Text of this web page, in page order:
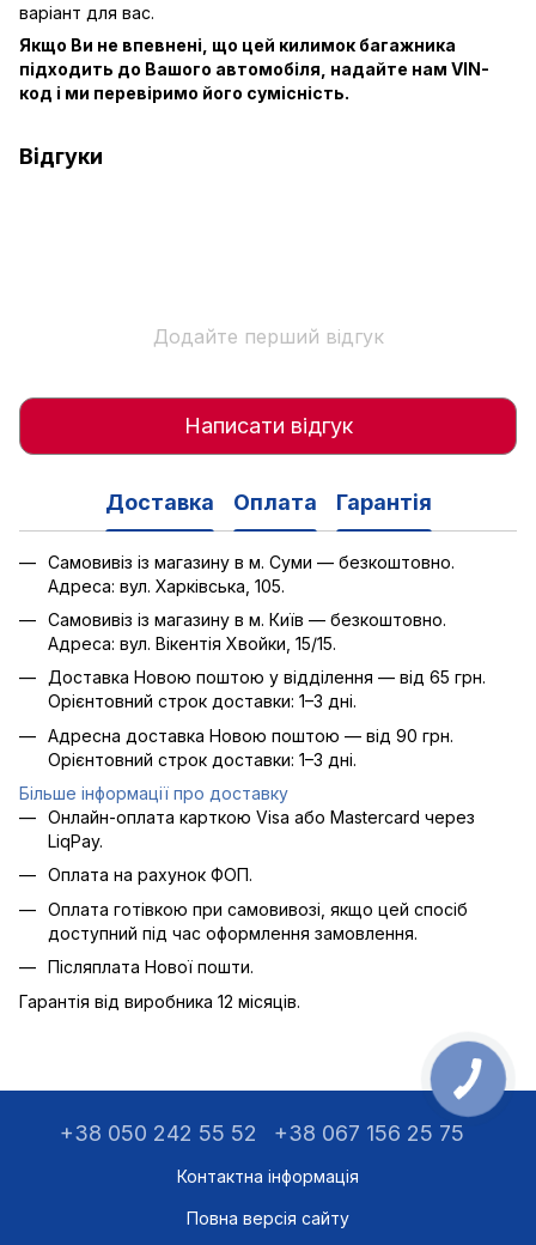
варіант для вас.
Якщо Ви не впевнені, що цей килимок багажника
підходить до Вашого автомобіля, надайте нам VIN-
код і ми перевіримо його сумісність.
Відгуки
Додайте перший відгук
Написати відгук
Доставка Оплата Гарантія
Самовивіз із магазину в м. Суми — безкоштовно.
Адреса: вул. Харківська, 105.
Самовивіз із магазину в м. Київ — безкоштовно.
Адреса: вул. Вікентія Хвойки, 15/15.
Доставка Новою поштою у відділення — від 65 грн.
Орієнтовний строк доставки: 1–3 дні.
Адресна доставка Новою поштою — від 90 грн.
Орієнтовний строк доставки: 1–3 дні.
Більше інформації про доставку
Онлайн-оплата карткою Visa або Mastercard через
LiqPay.
Оплата на рахунок ФОП.
Оплата готівкою при самовивозі, якщо цей спосіб
доступний під час оформлення замовлення.
Післяплата Нової пошти.
Гарантія від виробника 12 місяців.
+38 050 242 55 52 +38 067 156 25 75
Контактна інформація
Повна версія сайту